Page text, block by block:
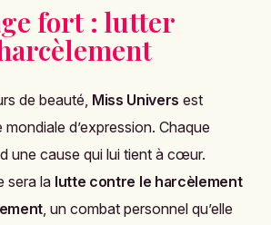
fort : lutter
de beauté, Miss Univers est
d’expression. Chaque
une cause qui lui tient à cœur.
sera la lutte contre le harcèlement
, un combat personnel qu’elle